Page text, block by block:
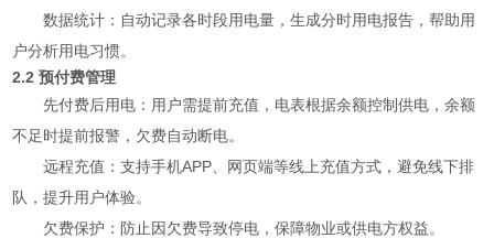
数据统计：自动记录各时段用电量，生成分时用电报告，帮助用
户分析用电习惯。
2.2 预付费管理
先付费后用电：用户需提前充值，电表根据余额控制供电，余额
不足时提前报警，欠费自动断电。
远程充值：支持手机APP、网页端等线上充值方式，避免线下排
队，提升用户体验。
欠费保护：防止因欠费导致停电，保障物业或供电方权益。